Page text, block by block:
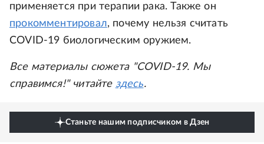
применяется при терапии рака. Также он
прокомментировал, почему нельзя считать
COVID-19 биологическим оружием.
Все материалы сюжета "COVID-19. Мы
справимся!" читайте здесь.
Станьте нашим подписчиком в Дзен